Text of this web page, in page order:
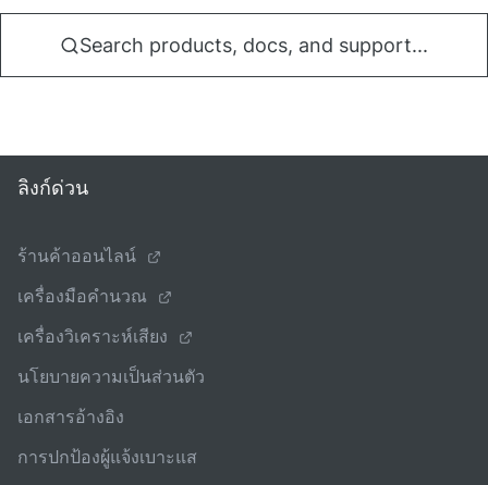
Search products, docs, and support...
ลิงก์ด่วน
ร้านค้าออนไลน์
เครื่องมือคํานวณ
เครื่องวิเคราะห์เสียง
นโยบายความเป็นส่วนตัว
เอกสารอ้างอิง
การปกป้องผู้แจ้งเบาะแส